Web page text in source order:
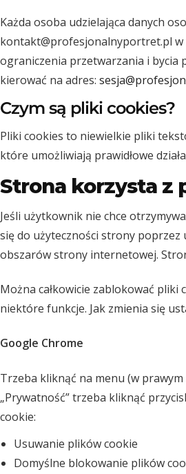
Każda osoba udzielająca danych
kontakt@profesjonalnyportret.pl w
ograniczenia przetwarzania i bycia
kierować na adres:
Czym są pliki cookies?
Pliki cookies to niewielkie pliki
które umożliwiają prawidłowe
Strona korzysta z
Jeśli użytkownik nie chce
się do użyteczności strony
obszarów strony internetowej.
Można całkowicie zablokować
niektóre funkcje. Jak zmienia się
Google Chrome
Trzeba kliknąć na menu (w
„Prywatność” trzeba kliknąć
cookie:
Usuwanie plików cookie
Domyślne blokowanie plików